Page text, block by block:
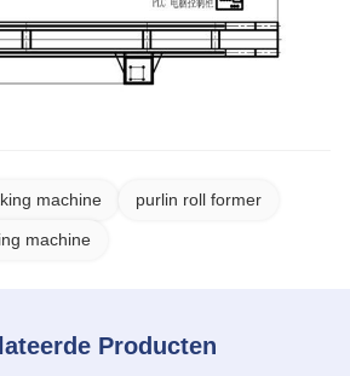
machine purlin roll former
machine
Producten